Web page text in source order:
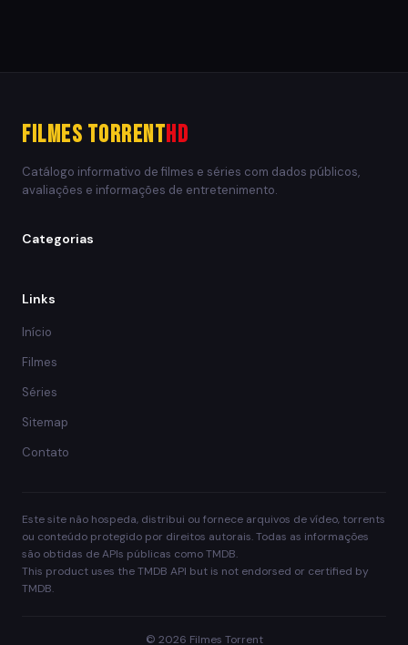
Filmes TorrentHD
Catálogo informativo de filmes e séries com dados públicos,
avaliações e informações de entretenimento.
Categorias
Links
Início
Filmes
Séries
Sitemap
Contato
Este site não hospeda, distribui ou fornece arquivos de vídeo, torrents
ou conteúdo protegido por direitos autorais. Todas as informações
são obtidas de APIs públicas como TMDB.
This product uses the TMDB API but is not endorsed or certified by
TMDB.
© 2026 Filmes Torrent